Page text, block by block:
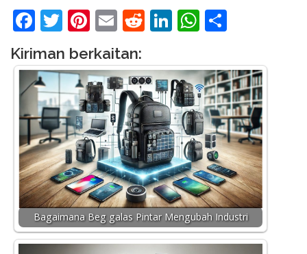
Facebook
Twitter
Pinterest
EmailReddit
LinkedIn
WhatsApp
Kiriman berkaitan:
Bagaimana Beg galas Pintar Mengubah Industri